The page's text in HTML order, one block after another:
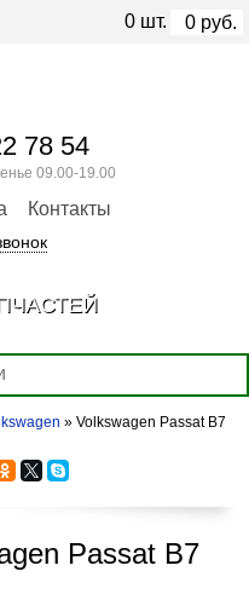
» Volkswagen Passat B7
Passat B7
78 54
09.00-19.00
Контакты
0 шт. 0 руб.